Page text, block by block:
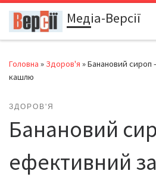
Перейти до вмістуМедіа-Версії
Головна » Здоров'я »Банановий сироп
кашлю
ЗДОРОВ'Я
Банановий
ефективний